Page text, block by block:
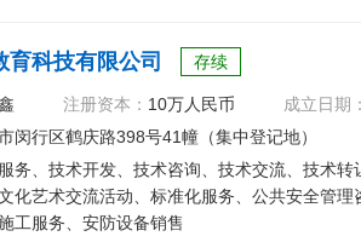
育科技有限公司 存续
注册资本： 10万人民币
成立日期
市闵行区鹤庆路398号41幢（集中登记地）
务、技术开发、技术咨询、技术交流、技术
化艺术交流活动、标准化服务、公共安全管
工服务、安防设备销售